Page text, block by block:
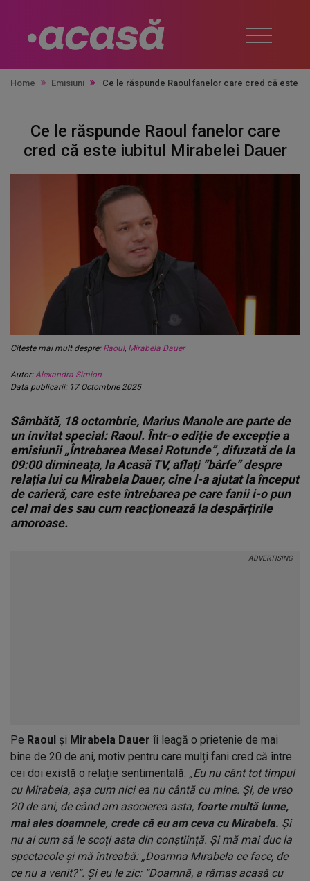
Home Emisiuni Ce le răspunde Raoul fanelor care cred că este
Ce le răspunde Raoul fanelor care
cred că este iubitul Mirabelei Dauer
Citeste mai mult despre: Raoul, Mirabela Dauer
Autor:Alexandra Simion
Data publicarii: 17 Octombrie 2025
Sâmbătă, 18 octombrie, Marius Manole are parte de
un invitat special: Raoul. Într-o ediție de excepție a
emisiunii „Întrebarea Mesei Rotunde”, difuzată de la
09:00 dimineața, la Acasă TV, aflați ”bârfe” despre
relația lui cu Mirabela Dauer, cine l-a ajutat la început
de carieră, care este întrebarea pe care fanii i-o pun
cel mai des sau cum reacționează la despărțirile
amoroase.
Pe Raoul și Mirabela Dauer îi leagă o prietenie de mai
bine de 20 de ani, motiv pentru care mulți fani cred că între
cei doi există o relație sentimentală. „Eu nu cânt tot timpul
cu Mirabela, așa cum nici ea nu cântă cu mine. Și, de vreo
20 de ani, de când am asocierea asta, foarte multă lume,
mai ales doamnele, crede că eu am ceva cu Mirabela. Și
nu ai cum să le scoți asta din conștiință. Și mă mai duc la
spectacole și mă întreabă: „Doamna Mirabela ce face, de
ce nu a venit?”. Și eu le zic: ”Doamnă, a rămas acasă cu